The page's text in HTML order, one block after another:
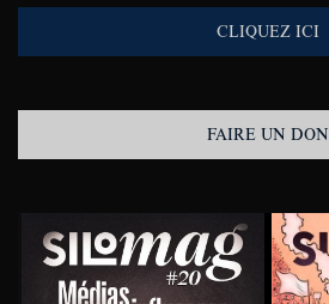
CLIQUEZ ICI
FAIRE UN DON